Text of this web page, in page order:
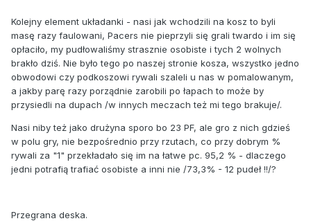
Kolejny element układanki - nasi jak wchodzili na kosz to byli
masę razy faulowani, Pacers nie pieprzyli się grali twardo i im się
opłaciło, my pudłowaliśmy strasznie osobiste i tych 2 wolnych
brakło dziś. Nie było tego po naszej stronie kosza, wszystko jedno
obwodowi czy podkoszowi rywali szaleli u nas w pomalowanym,
a jakby parę razy porządnie zarobili po łapach to może by
przysiedli na dupach /w innych meczach też mi tego brakuje/.
Nasi niby też jako drużyna sporo bo 23 PF, ale gro z nich gdzieś
w polu gry, nie bezpośrednio przy rzutach, co przy dobrym %
rywali za "1" przekładało się im na łatwe pc. 95,2 % - dlaczego
jedni potrafią trafiać osobiste a inni nie /73,3% - 12 pudeł !!/?
Przegrana deska.